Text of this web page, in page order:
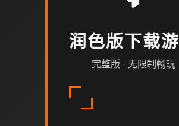
润色版下载
完整版 · 无限制畅玩